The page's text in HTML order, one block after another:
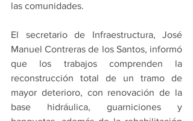
las comunidades.
El secretario de Infraestructura, José
Manuel Contreras de los Santos, informó
que los trabajos comprenden la
reconstrucción total de un tramo de
mayor deterioro, con renovación de la
base hidráulica, guarniciones y